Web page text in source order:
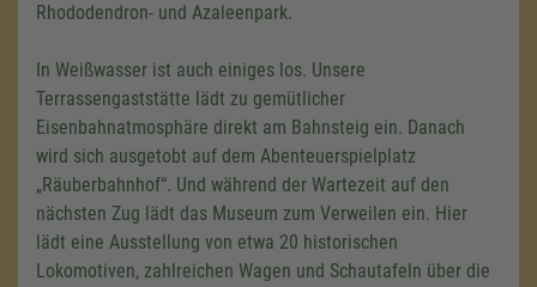
Rhododendron- und Azaleenpark.
In Weißwasser ist auch einiges los. Unsere
Terrassengaststätte lädt zu gemütlicher
Eisenbahnatmosphäre direkt am Bahnsteig ein. Danach
wird sich ausgetobt auf dem Abenteuerspielplatz
„Räuberbahnhof“. Und während der Wartezeit auf den
nächsten Zug lädt das Museum zum Verweilen ein. Hier
lädt eine Ausstellung von etwa 20 historischen
Lokomotiven, zahlreichen Wagen und Schautafeln über die